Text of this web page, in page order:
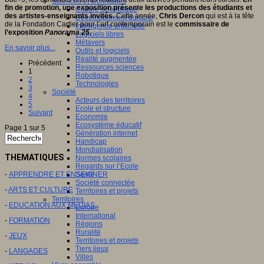
Culture scientifique
Développement durable
Intelligence artificielle
Logiciels libres
Métavers
Outils et logiciels
Réalité augmentée
Ressources sciences
Robotique
Technologies
Société
Acteurs des territoires
Ecole et structure
Economie
Ecosystème éducatif
Génération internet
Handicap
Mondialisation
Normes scolaires
Regards sur l’Ecole
Santé
Société connectée
Territoires et projets
Territoires
Europe
International
Régions
Ruralité
Territoires et projets
Tiers lieux
Villes
fin de promotion, une exposition présente les productions des étudiants et
des artistes-enseignants invités.Cette année, Chris Dercon qui est à la tête
de la Fondation Cartier pour l’art contemporain est le commissaire de
l’exposition Panorama 25.
En savoir plus...
Précédent
1
2
3
4
5
Suivant
Page 1 sur 5
THEMATIQUES
- APPRENDRE ET ENSEIGNER
-ARTS ET CULTURE
- EDUCATION AUX MEDIAS
- FORMATION
- JEUX
- LANGAGES